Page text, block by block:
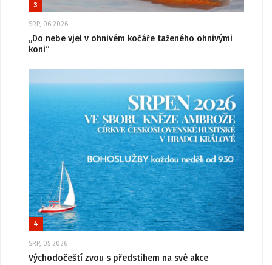
3
SRP, 06 2026
„Do nebe vjel v ohnivém kočáře taženého ohnivými
koni“
4
SRP, 05 2026
Východočeští zvou s předstihem na své akce